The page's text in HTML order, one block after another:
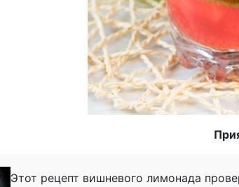
Этот рецепт вишневого лимонада